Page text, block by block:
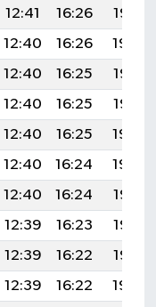
12:41 16:26
19:35
12:40 16:26
19:34
12:40 16:25
19:33
12:40 16:25
19:32
12:40 16:25
19:30
12:40 16:24
19:29
12:40 16:24
19:28
12:39 16:23
19:27
12:39 16:22
19:26
12:39 16:22
19:24